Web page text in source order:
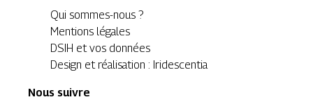
Qui sommes-nous ?
Mentions légales
DSIH et vos données
Design et réalisation : Iridescentia
Nous suivre